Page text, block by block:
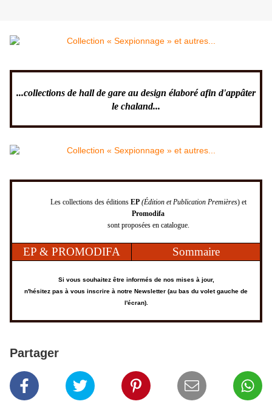
...collections de hall de gare au design élaboré afin d'appâter
le chaland...
Les collections des éditions EP (Édition et Publication Premières) et
Promodifa
sont proposées en catalogue.
EP & PROMODIFA Sommaire
Si vous souhaitez être informés de nos mises à jour,
n'hésitez pas à vous inscrire à notre Newsletter (au bas du volet gauche de
l'écran).
Partager